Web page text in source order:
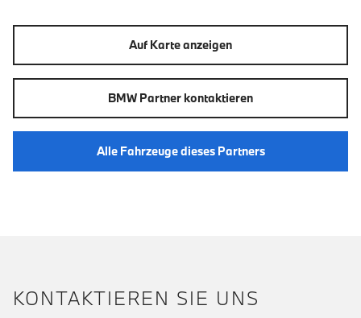
Auf Karte anzeigen
BMW Partner kontaktieren
Alle Fahrzeuge dieses Partners
KONTAKTIEREN SIE UNS